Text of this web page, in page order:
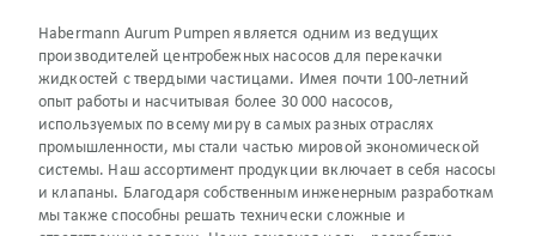
Habermann Aurum Pumpen является одним из ведущих
производителей центробежных насосов для перекачки
жидкостей с твердыми частицами. Имея почти 100-летний
опыт работы и насчитывая более 30 000 насосов,
используемых по всему миру в самых разных отраслях
промышленности, мы стали частью мировой экономической
системы. Наш ассортимент продукции включает в себя насосы
и клапаны. Благодаря собственным инженерным разработкам
мы также способны решать технически сложные и